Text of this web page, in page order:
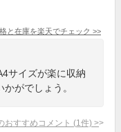
と在庫を楽天でチェック >>
サイズが楽に収納
がでしょう。
おすすめコメント (1 件) >